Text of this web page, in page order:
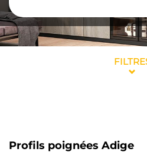
Profils poignées Adige